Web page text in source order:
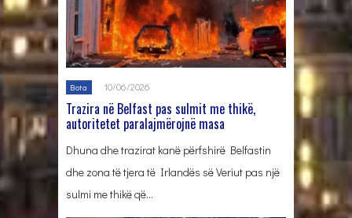
Bota 10/06/2026
Trazira në Belfast pas sulmit me thikë,
autoritetet paralajmërojnë masa
Dhuna dhe trazirat kanë përfshirë Belfastin
dhe zona të tjera të Irlandës së Veriut pas një
sulmi me thikë që…